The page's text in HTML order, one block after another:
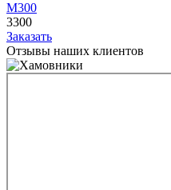
М300
3300
Заказать
Отзывы наших клиентов